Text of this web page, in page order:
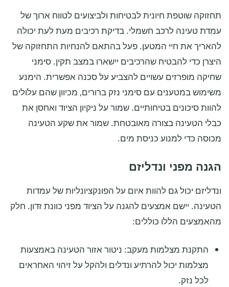
תחזוקה שוטפת חיונית לבטיחות ולביצועים לטווח ארוך של
עמדת טעינה לרכב חשמלי. בדיקת רכיבים מעת לעת יכולה
להאריך את חיי המטען. פעל בהתאם להנחיות התחזוקה של
היצרן כדי להבטיח שהרכיבים יישארו במצב תקין. סימני
שחיקה מופרזים עשויים להצביע על סכנה אפשרית. הימנע
משימוש במטענים עם סימני נזק ברורים, מכיוון שהם עלולים
להוות סיכונים בטיחותיים. שמור על ניקיון הציוד ואחסן את
כבלי הטעינה בצורה מאובטחת. שמור את שקע הטעינה
מכוסה כדי למנוע כניסת מים.
הגנה מפני ונדליזם
ונדליזם יכול גם להוות איום על הפונקציונליות של עמדות
הטעינה. יישם אמצעים להגנה על הציוד מפני כוונת זדון. חלק
מהאמצעים הללו כוללים:
התקנת מצלמות מעקב: ניטור אזור הטעינה באמצעות
מצלמות יכול להרתיע ונדלים ולהקל על זיהוי האחראים
לכל נזק.